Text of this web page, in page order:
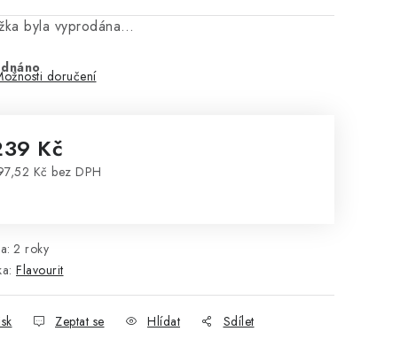
byla vyprodána…
doručení
Kč
Kč bez DPH
: 2 roky
Flavourit
Zeptat se Hlídat Sdílet